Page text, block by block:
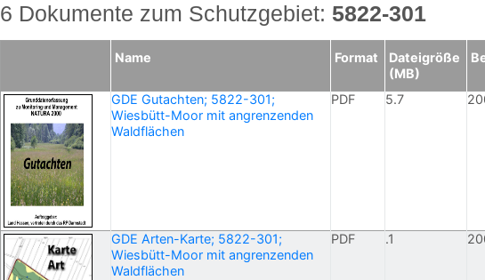
6 Dokumente zum Schutzgebiet: 5822-301
Name Format
Dateigröße
(MB)
GDE Gutachten; 5822-301;
Wiesbütt-Moor mit angrenzenden
Waldflächen
PDF 5.7
GDE Arten-Karte; 5822-301;
Wiesbütt-Moor mit angrenzenden
Waldflächen
PDF .1